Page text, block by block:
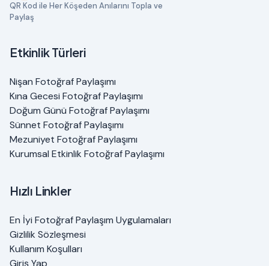
QR Kod ile Her Köşeden Anılarını Topla ve
Paylaş
Etkinlik Türleri
Nişan Fotoğraf Paylaşımı
Kına Gecesi Fotoğraf Paylaşımı
Doğum Günü Fotoğraf Paylaşımı
Sünnet Fotoğraf Paylaşımı
Mezuniyet Fotoğraf Paylaşımı
Kurumsal Etkinlik Fotoğraf Paylaşımı
Hızlı Linkler
En İyi Fotoğraf Paylaşım Uygulamaları
Gizlilik Sözleşmesi
Kullanım Koşulları
Giriş Yap